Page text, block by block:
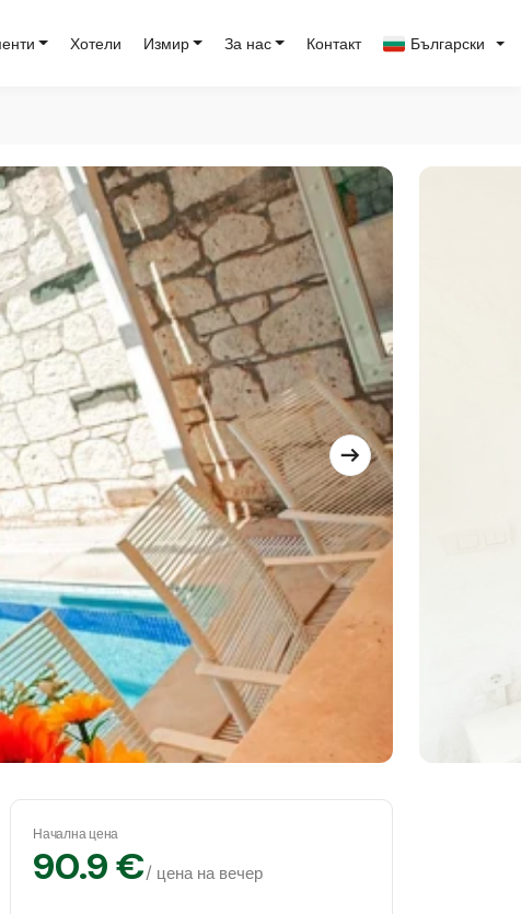
Хотели Измир За нас Контакт Български
Начална цена
90.9 €/ цена на вечер